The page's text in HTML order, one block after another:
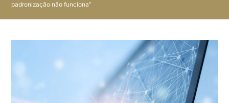
padronização não funciona”